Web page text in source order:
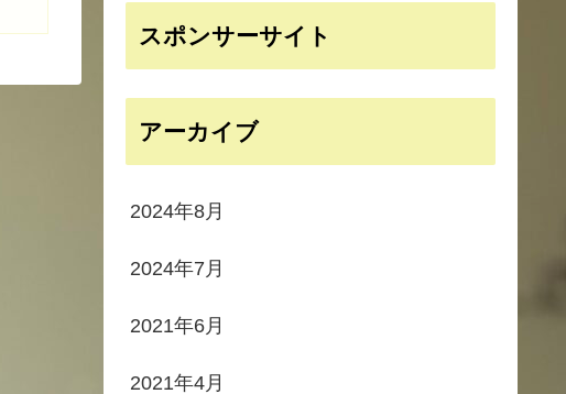
スポンサーサイト
アーカイブ
2024年8月
2024年7月
2021年6月
2021年4月